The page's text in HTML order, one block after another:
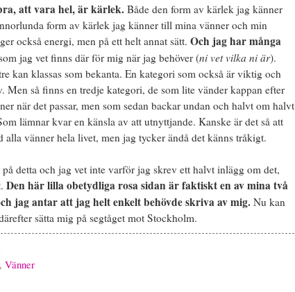
att vara hel, är kärlek. Både den form av kärlek jag känner
form av kärlek jag känner till mina vänner och min
också energi, men på ett helt annat sätt. Och jag har många
jag vet finns där för mig när jag behöver (ni vet vilka ni är).
kan klassas som bekanta. En kategori som också är viktig och
Men så finns en tredje kategori, de som lite vänder kappan efter
när det passar, men som sedan backar undan och halvt om halvt
lämnar kvar en känsla av att utnyttjande. Kanske är det så att
alla vänner hela livet, men jag tycker ändå det känns tråkigt.
detta och jag vet inte varför jag skrev ett halvt inlägg om det,
Den här lilla obetydliga rosa sidan är faktiskt en av mina två
jag antar att jag helt enkelt behövde skriva av mig. Nu kan
sätta mig på segtåget mot Stockholm.
, Vänner